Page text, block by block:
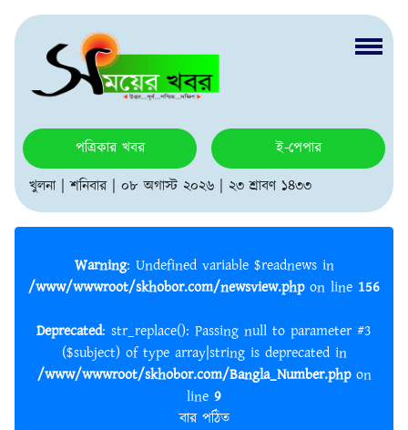
পত্রিকার খবর
ই-পেপার
খুলনা | শনিবার | ০৮ অগাস্ট ২০২৬ | ২৩ শ্রাবণ ১৪৩৩
Warning : Undefined variable $readnews in
/www/wwwroot/skhobor.com/newsview.phpon line 156
Deprecated: str_replace(): Passing null to parameter #3
($subject) of type array|string is deprecated in
/www/wwwroot/skhobor.com/Bangla_Number.phpon
line 9
বার পঠিত